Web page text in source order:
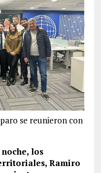
se reunieron con
los
Ramiro